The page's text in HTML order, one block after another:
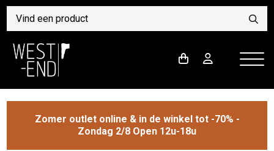
Zomer outlet online & in de winkel tot -70% -
Zondag 2/8 Open 12u-18u